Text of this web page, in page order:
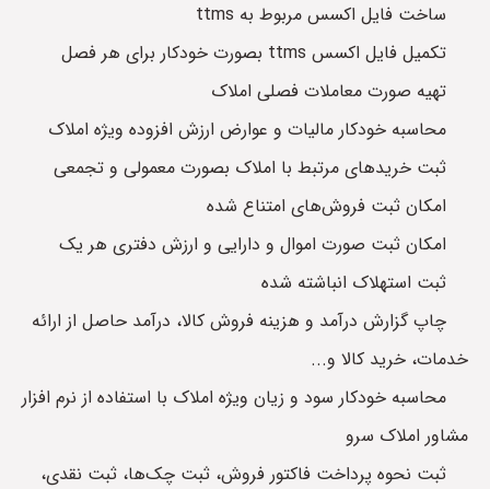
ساخت فایل اکسس مربوط به ttms
تکمیل فایل اکسس ttms بصورت خودکار برای هر فصل
تهیه صورت معاملات فصلی املاک
محاسبه خودکار مالیات و عوارض ارزش افزوده ویژه املاک
ثبت خریدهای مرتبط با املاک بصورت معمولی و تجمعی
امکان ثبت فروش‌های امتناع شده
امکان ثبت صورت اموال و دارایی و ارزش دفتری هر یک
ثبت استهلاک انباشته شده
چاپ گزارش درآمد و هزینه فروش کالا، درآمد حاصل از ارائه
خدمات، خرید کالا و...
محاسبه خودکار سود و زیان ویژه املاک با استفاده از نرم افزار
مشاور املاک سرو
ثبت نحوه پرداخت فاکتور فروش، ثبت چک‌ها، ثبت نقدی،